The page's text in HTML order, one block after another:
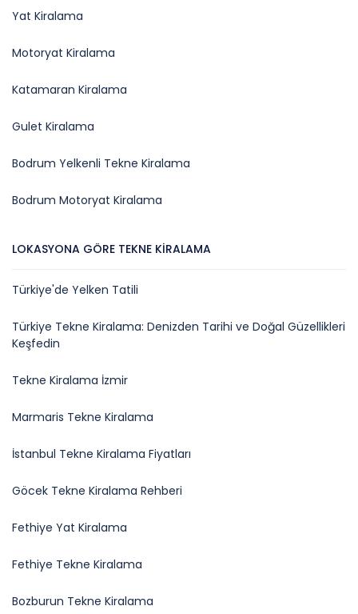
Yat Kiralama
Motoryat Kiralama
Katamaran Kiralama
Gulet Kiralama
Bodrum Yelkenli Tekne Kiralama
Bodrum Motoryat Kiralama
LOKASYONA GÖRE TEKNE KIRALAMA
Türkiye'de Yelken Tatili
Türkiye Tekne Kiralama: Denizden Tarihi ve Doğal Güzellikleri
Keşfedin
Tekne Kiralama İzmir
Marmaris Tekne Kiralama
İstanbul Tekne Kiralama Fiyatları
Göcek Tekne Kiralama Rehberi
Fethiye Yat Kiralama
Fethiye Tekne Kiralama
Bozburun Tekne Kiralama